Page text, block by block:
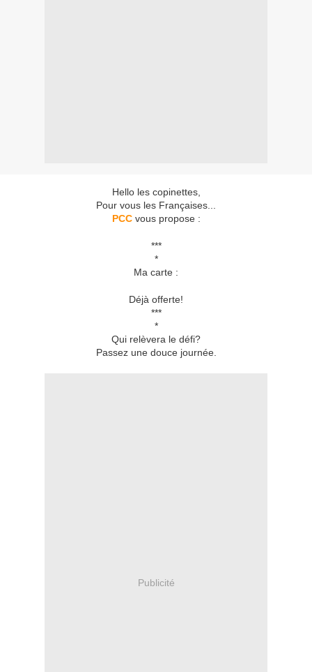
Hello les copinettes,
Pour vous les Françaises...
PCCvous propose :
***
*
Ma carte :
Déjà offerte!
***
*
Qui relèvera le défi?
Passez une douce journée.
Publicité